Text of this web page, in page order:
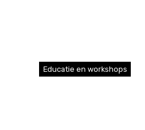
Educatie en workshops